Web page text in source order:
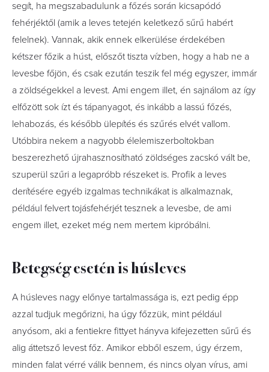
segít, ha megszabadulunk a főzés során kicsapódó
fehérjéktől (amik a leves tetején keletkező sűrű habért
felelnek). Vannak, akik ennek elkerülése érdekében
kétszer főzik a húst, előszőt tiszta vízben, hogy a hab ne a
levesbe főjön, és csak ezután teszik fel még egyszer, immár
a zöldségekkel a levest. Ami engem illet, én sajnálom az így
elfőzött sok ízt és tápanyagot, és inkább a lassú főzés,
lehabozás, és később ülepítés és szűrés elvét vallom.
Utóbbira nekem a nagyobb élelemiszerboltokban
beszerezhető újrahasznosítható zöldséges zacskó vált be,
szuperül szűri a legapróbb részeket is. Profik a leves
derítésére egyéb izgalmas technikákat is alkalmaznak,
például felvert tojásfehérjét tesznek a levesbe, de ami
engem illet, ezeket még nem mertem kipróbálni.
Betegség esetén is húsleves
A húsleves nagy előnye tartalmassága is, ezt pedig épp
azzal tudjuk megőrizni, ha úgy főzzük, mint például
anyósom, aki a fentiekre fittyet hányva kifejezetten sűrű és
alig áttetsző levest főz. Amikor ebből eszem, úgy érzem,
minden falat vérré válik bennem, és nincs olyan vírus, ami